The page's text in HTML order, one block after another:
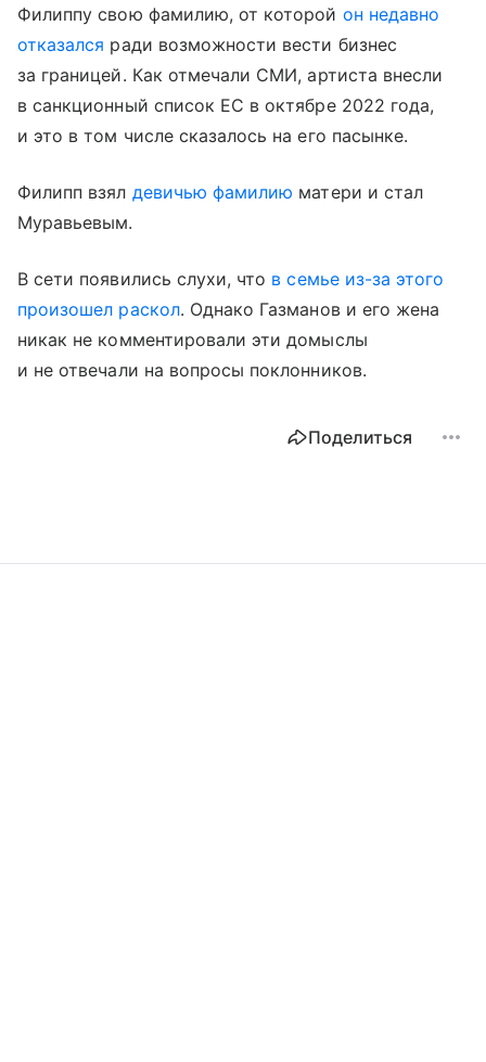
Филиппу свою фамилию, от которой он недавно
отказался ради возможности вести бизнес
за границей. Как отмечали СМИ, артиста внесли
в санкционный список ЕС в октябре 2022 года,
и это в том числе сказалось на его пасынке.
Филипп взял девичью фамилию матери и стал
Муравьевым.
В сети появились слухи, что в семье из-за этого
произошел раскол. Однако Газманов и его жена
никак не комментировали эти домыслы
и не отвечали на вопросы поклонников.
Поделиться